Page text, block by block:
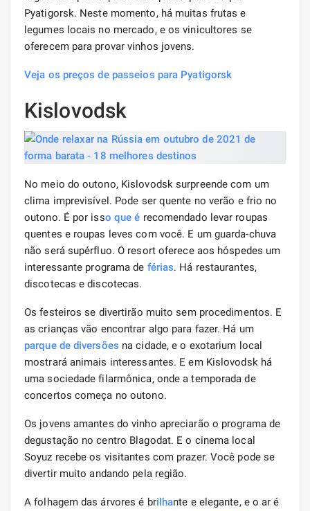
Pyatigorsk. Neste momento, há muitas frutas e
legumes locais no mercado, e os vinicultores se
oferecem para provar vinhos jovens.
Veja os preços de passeios para Pyatigorsk
Kislovodsk
No meio do outono, Kislovodsk surpreende com um
clima imprevisível. Pode ser quente no verão e frio no
outono. É por isso que é recomendado levar roupas
quentes e roupas leves com você. E um guarda-chuva
não será supérfluo. O resort oferece aos hóspedes um
interessante programa de férias. Há restaurantes,
discotecas e discotecas.
Os festeiros se divertirão muito sem procedimentos. E
as crianças vão encontrar algo para fazer. Há um
parque de diversões na cidade, e o exotarium local
mostrará animais interessantes. E em Kislovodsk há
uma sociedade filarmônica, onde a temporada de
concertos começa no outono.
Os jovens amantes do vinho apreciarão o programa de
degustação no centro Blagodat. E o cinema local
Soyuz recebe os visitantes com prazer. Você pode se
divertir muito andando pela região.
A folhagem das árvores é brilhante e elegante, e o ar é